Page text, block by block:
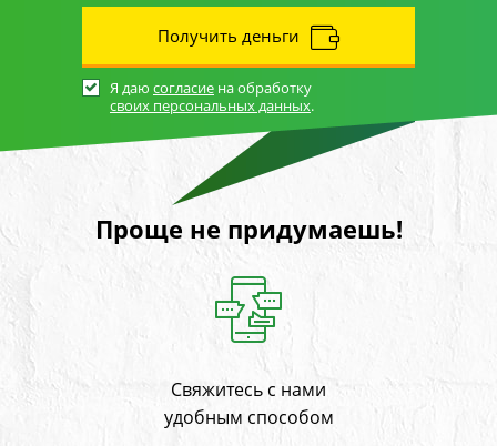
Получить деньги
Я даю согласие на обработку
своих персональных данных.
Проще не придумаешь!
Свяжитесь с нами
удобным способом